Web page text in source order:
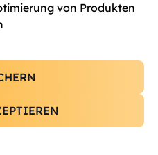
von Produkten